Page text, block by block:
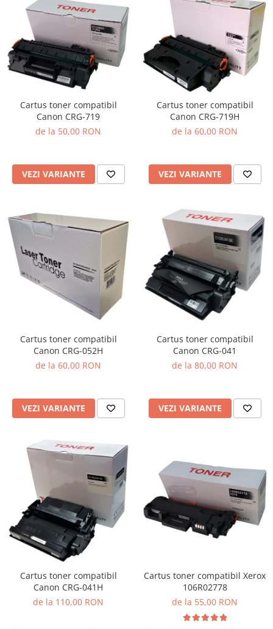
Cartus toner compatibil
Canon CRG-719
de la 50,00 RON
VEZI VARIANTE
Cartus toner compatibil
Canon CRG-719H
de la 60,00 RON
VEZI VARIANTE
Cartus toner compatibil
Canon CRG-052H
de la 60,00 RON
VEZI VARIANTE
Cartus toner compatibil
Canon CRG-041
de la 80,00 RON
VEZI VARIANTE
Cartus toner compatibil
Canon CRG-041H
de la 110,00 RON
Cartus toner compatibil Xerox
106R02778
de la 55,00 RON